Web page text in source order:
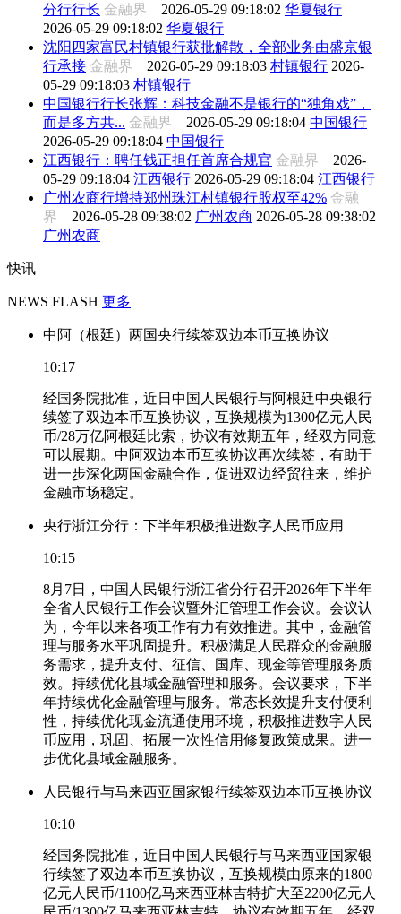
分行行长 金融界 2026-05-29 09:18:02 华夏银行
2026-05-29 09:18:02 华夏银行
沈阳四家富民村镇银行获批解散，全部业务由盛京银
行承接 金融界 2026-05-29 09:18:03 村镇银行 2026-
05-29 09:18:03 村镇银行
中国银行行长张辉：科技金融不是银行的“独角戏”，
而是多方共... 金融界 2026-05-29 09:18:04 中国银行
2026-05-29 09:18:04 中国银行
江西银行：聘任钱正担任首席合规官 金融界 2026-
05-29 09:18:04 江西银行 2026-05-29 09:18:04 江西银行
广州农商行增持郑州珠江村镇银行股权至42% 金融
界 2026-05-28 09:38:02 广州农商 2026-05-28 09:38:02
广州农商
快讯
NEWS FLASH 更多
中阿（根廷）两国央行续签双边本币互换协议
10:17
经国务院批准，近日中国人民银行与阿根廷中央银行
续签了双边本币互换协议，互换规模为1300亿元人民
币/28万亿阿根廷比索，协议有效期五年，经双方同意
可以展期。中阿双边本币互换协议再次续签，有助于
进一步深化两国金融合作，促进双边经贸往来，维护
金融市场稳定。
央行浙江分行：下半年积极推进数字人民币应用
10:15
8月7日，中国人民银行浙江省分行召开2026年下半年
全省人民银行工作会议暨外汇管理工作会议。会议认
为，今年以来各项工作有力有效推进。其中，金融管
理与服务水平巩固提升。积极满足人民群众的金融服
务需求，提升支付、征信、国库、现金等管理服务质
效。持续优化县域金融管理和服务。会议要求，下半
年持续优化金融管理与服务。常态长效提升支付便利
性，持续优化现金流通使用环境，积极推进数字人民
币应用，巩固、拓展一次性信用修复政策成果。进一
步优化县域金融服务。
人民银行与马来西亚国家银行续签双边本币互换协议
10:10
经国务院批准，近日中国人民银行与马来西亚国家银
行续签了双边本币互换协议，互换规模由原来的1800
亿元人民币/1100亿马来西亚林吉特扩大至2200亿元人